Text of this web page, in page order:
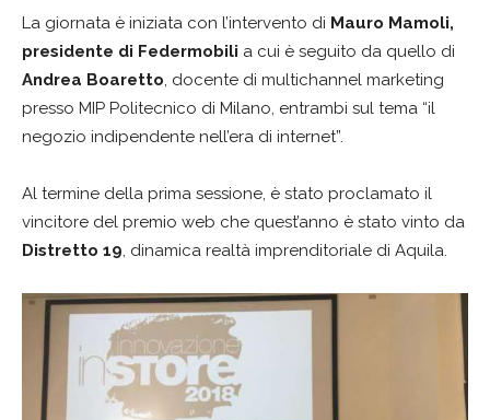
La giornata è iniziata con l’intervento di Mauro Mamoli,
presidente di Federmobili a cui è seguito da quello di
Andrea Boaretto, docente di multichannel marketing
presso MIP Politecnico di Milano, entrambi sul tema “il
negozio indipendente nell’era di internet”.
Al termine della prima sessione, è stato proclamato il
vincitore del premio web che quest’anno è stato vinto da
Distretto 19, dinamica realtà imprenditoriale di Aquila.